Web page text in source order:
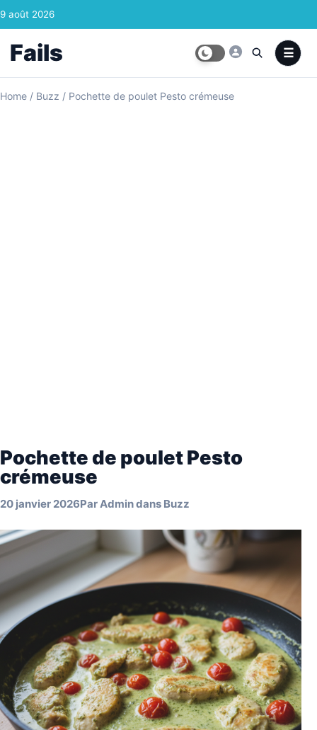
Skip to content
9 août 2026
Fails
Home / Buzz / Pochette de poulet Pesto crémeuse
Pochette de poulet Pesto
crémeuse
20 janvier 2026ParAdmindans Buzz